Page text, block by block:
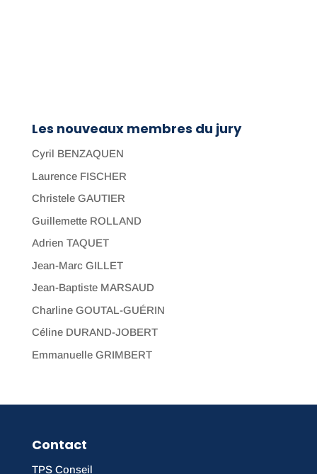
Les nouveaux membres du jury
Cyril BENZAQUEN
Laurence FISCHER
Christele GAUTIER
Guillemette ROLLAND
Adrien TAQUET
Jean-Marc GILLET
Jean-Baptiste MARSAUD
Charline GOUTAL-GUÉRIN
Céline DURAND-JOBERT
Emmanuelle GRIMBERT
Contact
TPS Conseil